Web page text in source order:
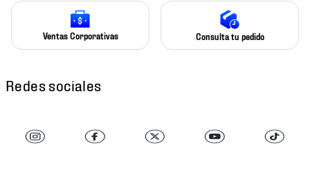
Ventas Corporativas Consulta tu pedido
Redes sociales